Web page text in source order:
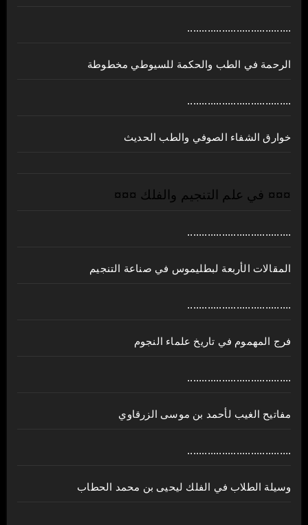
....................................
الرحمة في الطب والحكمة للسيوطي مخطوطة
....................................
خوارق الشفاء الصوفي والطب الحديث
¤¤¤ في علم التنجيم والفلك ¤¤¤
....................................
المقالات الأربعة لبطليموس في صناعة التنجيم
....................................
فرج المهموم في تاريخ علماء النجوم
....................................
مفاتيح الغيب لأحمد بن موسى الزرقاوي
....................................
وسيلة الطلاب في الفلك ليحيى بن محمد الحطاب